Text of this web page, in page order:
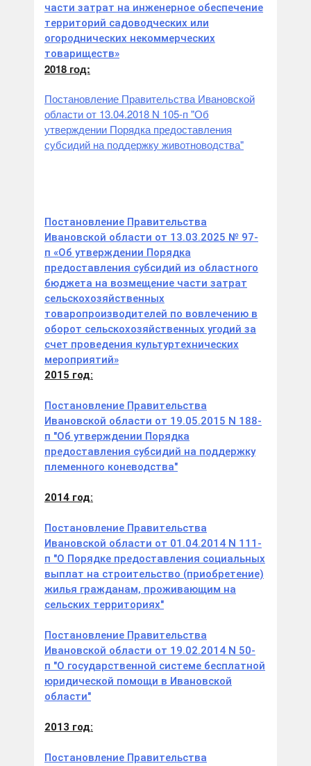
части затрат на инженерное обеспечение
территорий садоводческих или
огороднических некоммерческих
товариществ»
2018 год:
Постановление Правительства Ивановской
области от 13.04.2018 N 105-п "Об
утверждении Порядка предоставления
субсидий на поддержку животноводства"
Постановление Правительства
Ивановской области от 13.03.2025 № 97-
п «Об утверждении Порядка
предоставления субсидий из областного
бюджета на возмещение части затрат
сельскохозяйственных
товаропроизводителей по вовлечению в
оборот сельскохозяйственных угодий за
счет проведения культуртехнических
мероприятий»
2015 год:
Постановление Правительства
Ивановской области от 19.05.2015 N 188-
п "Об утверждении Порядка
предоставления субсидий на поддержку
племенного коневодства"
2014 год:
Постановление Правительства
Ивановской области от 01.04.2014 N 111-
п "О Порядке предоставления социальных
выплат на строительство (приобретение)
жилья гражданам, проживающим на
сельских территориях"
Постановление Правительства
Ивановской области от 19.02.2014 N 50-
п "О государственной системе бесплатной
юридической помощи в Ивановской
области"
2013 год:
Постановление Правительства